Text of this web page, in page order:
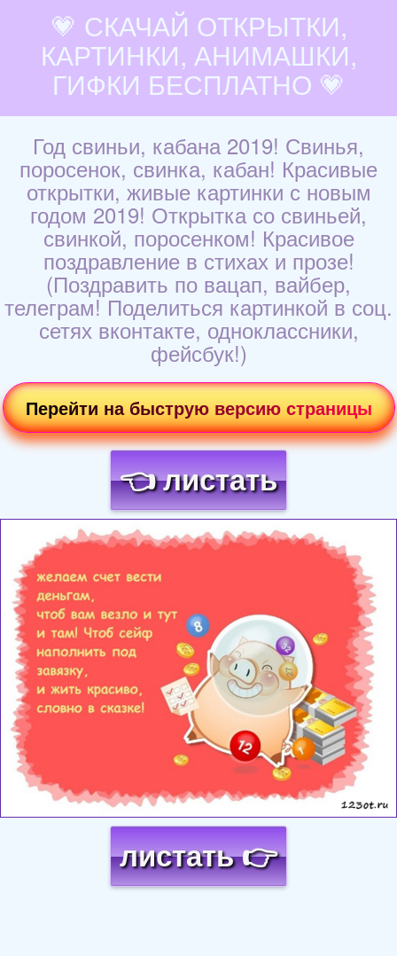
💗 СКАЧАЙ ОТКРЫТКИ,
КАРТИНКИ, АНИМАШКИ,
ГИФКИ БЕСПЛАТНО 💗
Год свиньи, кабана 2019! Свинья,
поросенок, свинка, кабан! Красивые
открытки, живые картинки с новым
годом 2019! Открытка со свиньей,
свинкой, поросенком! Красивое
поздравление в стихах и прозе!
(Поздравить по вацап, вайбер,
телеграм! Поделиться картинкой в соц.
сетях вконтакте, одноклассники,
фейсбук!)
Перейти на быструю версию страницы
👈 листать
Загрузка картинки...
листать 👉